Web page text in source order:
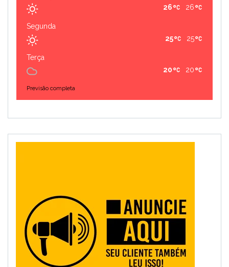
26
26
Segunda
25
25
Terça
20
20
Previsão completa